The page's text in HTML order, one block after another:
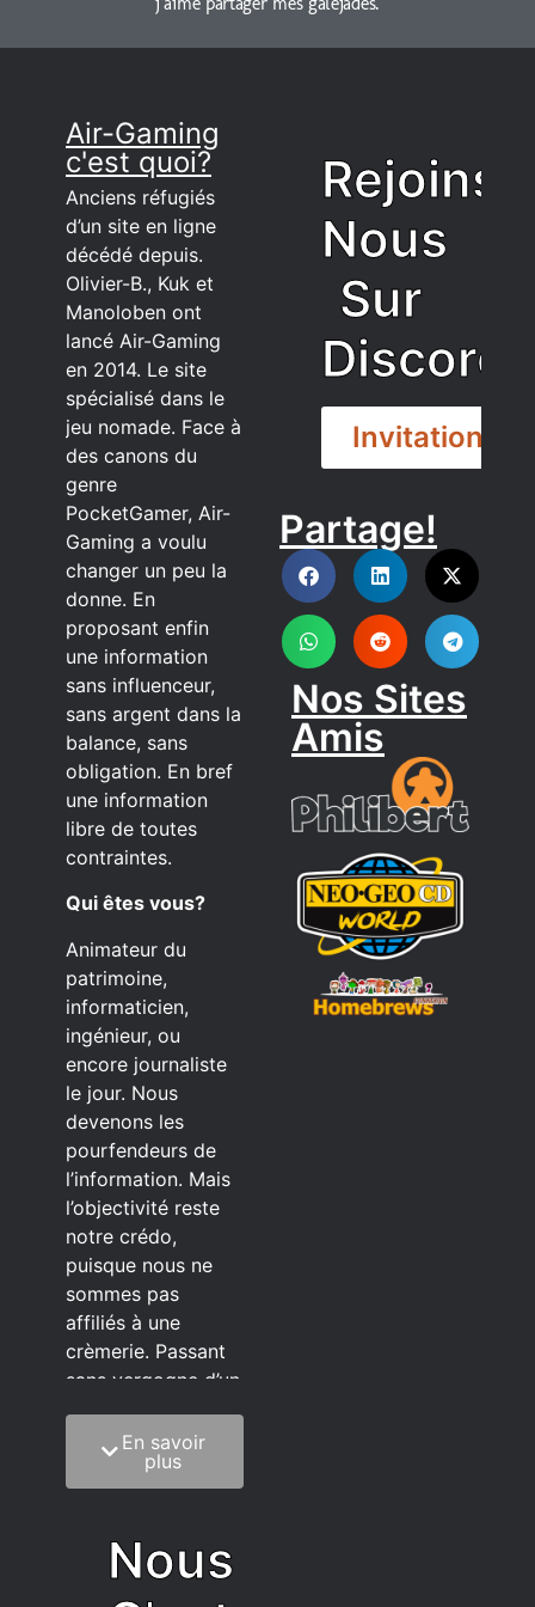
Air-Gaming
c'est quoi?
Anciens réfugiés
d’un site en ligne
décédé depuis.
Olivier-B., Kuk et
Manoloben ont
lancé Air-Gaming
en 2014. Le site
spécialisé dans le
jeu nomade. Face à
des canons du
genre
PocketGamer, Air-
Gaming a voulu
changer un peu la
donne. En
proposant enfin
une information
sans influenceur,
sans argent dans la
balance, sans
obligation. En bref
une information
libre de toutes
contraintes.
Qui êtes vous?
Animateur du
patrimoine,
informaticien,
ingénieur, ou
encore journaliste
le jour. Nous
devenons les
pourfendeurs de
l’information. Mais
l’objectivité reste
notre crédo,
puisque nous ne
sommes pas
affiliés à une
crèmerie. Passant
sans vergogne d’un
C’est quoi notre
méthode?
sagesse de la
vieillesse à une
En savoir
plus
Nous
Rejoins
Nous
Sur
Discord
Invitation
DISCORD
Partage!
Nos Sites
Amis